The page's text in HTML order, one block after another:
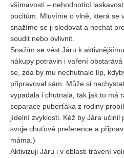
všímavosti – nehodnotící
pocitům. Mluvíme o vlně, která se
snažíme se ji sledovat a nechat
soudit nebo ovlivnit.
Snažím se vést Járu k
nákupy potravin i vaření
se, zda by mu nechutnalo líp,
připravoval sám. Může si
vypadala i chutnala, tak jak to má
separace puberťáka z rodiny
jídelní zvyklosti. Kéž by Jára učinil
svoje chuťové preference a
máma.)
Aktivizuji Járu i v oblasti trávení